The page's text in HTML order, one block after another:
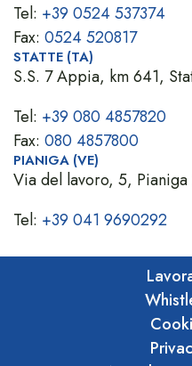
Tel: +39 0524 537374
Fax: 0524 520817
STATTE (TA)
S.S. 7 Appia, km 641,
Tel: +39 080 4857820
Fax: 080 4857800
PIANIGA (VE)
Via del lavoro, 5, Pianiga
Tel: +39 041 9690292